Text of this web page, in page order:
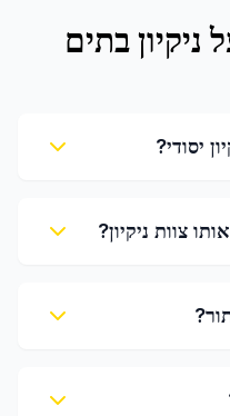
ניקיון בתים
יסודי?
צוות ניקיון?